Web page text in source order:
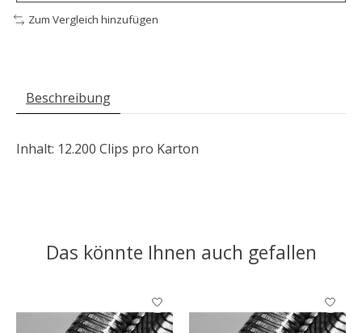
Zum Vergleich hinzufügen
Beschreibung
Inhalt: 12.200 Clips pro Karton
Das könnte Ihnen auch gefallen
Produkt-Karussell-Artikel